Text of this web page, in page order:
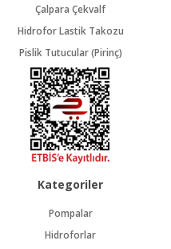
Çalpara Çekvalf
Hidrofor Lastik Takozu
Pislik Tutucular (Pirinç)
Kategoriler
Pompalar
Hidroforlar